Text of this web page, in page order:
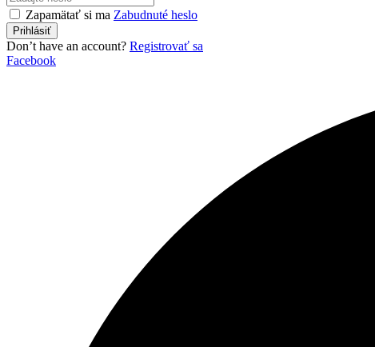
Zapamätať si ma Zabudnuté heslo
Don’t have an account? Registrovať sa
Facebook